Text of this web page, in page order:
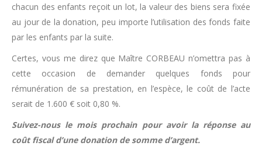
chacun des enfants reçoit un lot, la valeur des biens sera fixée
au jour de la donation, peu importe l’utilisation des fonds faite
par les enfants par la suite.
Certes, vous me direz que Maître CORBEAU n’omettra pas à
cette occasion de demander quelques fonds pour
rémunération de sa prestation, en l’espèce, le coût de l’acte
serait de 1.600 € soit 0,80 %.
Suivez-nous le mois prochain pour avoir la réponse au
coût fiscal d’une donation de somme d’argent.